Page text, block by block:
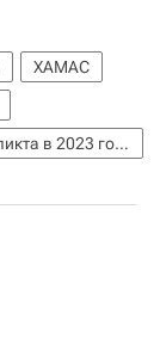
ХАМАС
Обострение палестино-израильского конфликта в 2023 году